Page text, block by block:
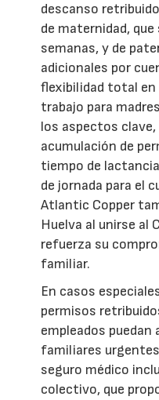
descanso
de maternidad,
semanas, y de
adicionales por
flexibilidad total en
trabajo para
los aspectos
acumulación de
tiempo de
de jornada para el
Atlantic Copper
Huelva al unirse al
refuerza su
familiar.
En casos
permisos
empleados puedan
familiares
seguro médico
colectivo, que